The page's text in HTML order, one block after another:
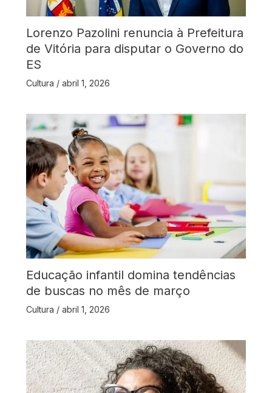
Lorenzo Pazolini renuncia à Prefeitura
de Vitória para disputar o Governo do
ES
Cultura / abril 1, 2026
Educação infantil domina tendências
de buscas no mês de março
Cultura / abril 1, 2026